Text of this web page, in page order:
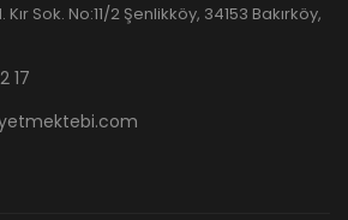
Sok. No:11/2 Şenlikköy, 34153 Bakırköy,
17